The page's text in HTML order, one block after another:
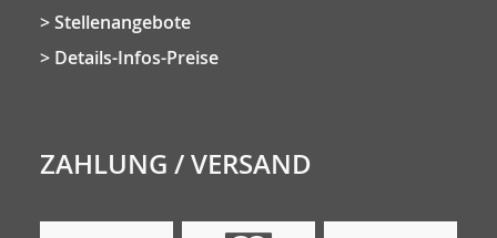
Stellenangebote
Details-Infos-Preise
ZAHLUNG / VERSAND